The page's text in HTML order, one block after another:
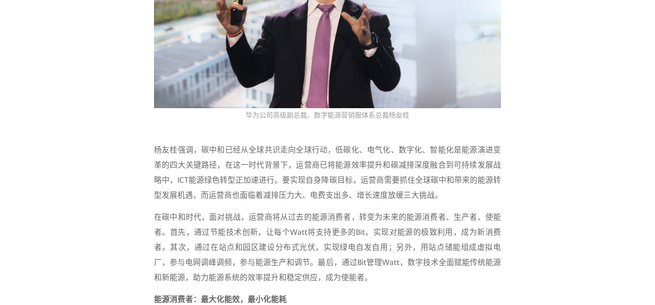
华为公司高级副总裁、数字能源营销服体系总裁杨友桂
杨友桂强调，碳中和已经从全球共识走向全球行动，低碳化、电气化、数字化、智能化是能源演进变
革的四大关键路径，在这一时代背景下，运营商已将能源效率提升和碳减排深度融合到可持续发展战
略中，ICT能源绿色转型正加速进行。要实现自身降碳目标，运营商需要抓住全球碳中和带来的能源转
型发展机遇，而运营商也面临着减排压力大、电费支出多、增长速度放缓三大挑战。
在碳中和时代，面对挑战，运营商将从过去的能源消费者，转变为未来的能源消费者、生产者、使能
者。首先，通过节能技术创新，让每个Watt将支持更多的Bit，实现对能源的极致利用，成为新消费
者。其次，通过在站点和园区建设分布式光伏，实现绿电自发自用；另外，用站点储能组成虚拟电
厂，参与电网调峰调频，参与能源生产和调节。最后，通过Bit管理Watt，数字技术全面赋能传统能源
和新能源，助力能源系统的效率提升和稳定供应，成为使能者。
能源消费者：最大化能效，最小化能耗